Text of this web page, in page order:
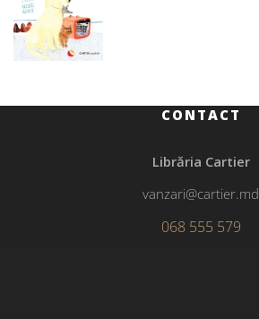
CONTACT
Librăria Cartier
vanzari@cartier.md
068 555 579